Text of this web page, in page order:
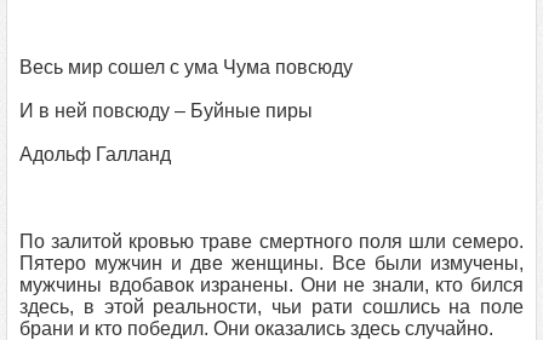
Весь мир сошел с ума Чума повсюду
И в ней повсюду – Буйные пиры
Адольф Галланд
По залитой кровью траве смертного поля шли семеро.
Пятеро мужчин и две женщины. Все были измучены,
мужчины вдобавок изранены. Они не знали, кто бился
здесь, в этой реальности, чьи рати сошлись на поле
брани и кто победил. Они оказались здесь случайно.